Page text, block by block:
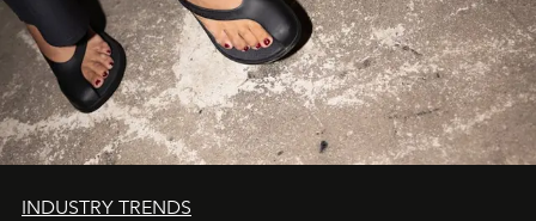
INDUSTRY TRENDS